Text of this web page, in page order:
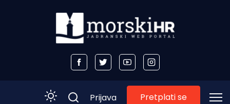
Prijava Pretplati se